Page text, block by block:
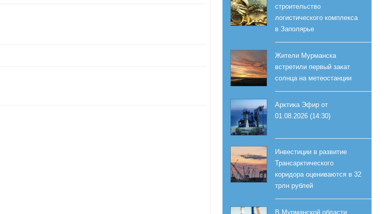
строительство
логистического комплекса
в Заполярье
Жители Мурманска
встретили первый закат
солнца на метеостанции
Арктика Эфир от
01.08.2026 (14:30)
Инвестиции в развитие
Трансарктического
коридора оцениваются в 32
трлн рублей
В Мурманской области